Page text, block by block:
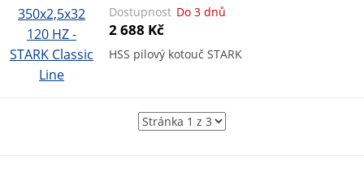
Dostupnost Do 3 dnů
2 688 Kč
HSS pilový kotouč STARK